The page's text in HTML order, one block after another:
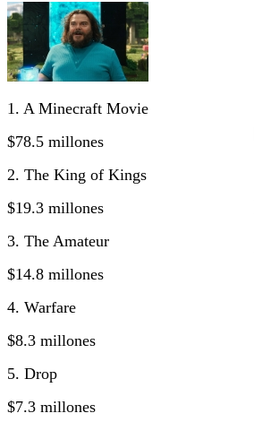
1. A Minecraft Movie
$78.5 millones
2. The King of Kings
$19.3 millones
3. The Amateur
$14.8 millones
4. Warfare
$8.3 millones
5. Drop
$7.3 millones